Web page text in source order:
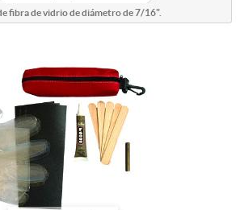
fibra de vidrio de diámetro de 7/16".